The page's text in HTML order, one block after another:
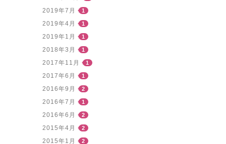
2019年7月 1
2019年4月 1
2019年1月 1
2018年3月 1
2017年11月 1
2017年6月 1
2016年9月 2
2016年7月 1
2016年6月 2
2015年4月 2
2015年1月 2